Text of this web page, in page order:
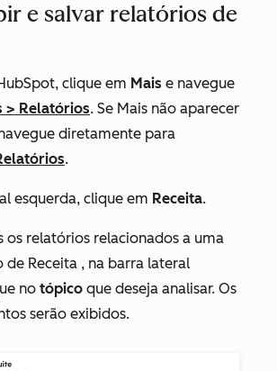
e salvar relatórios de
clique em Mais e navegue
> Relatórios. Se Mais não aparecer
diretamente para
.
esquerda, clique em Receita.
os relatórios relacionados a uma
de Receita , na barra lateral
no tópico que deseja analisar. Os
serão exibidos.